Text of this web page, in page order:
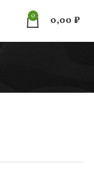
0 0,00 ₽